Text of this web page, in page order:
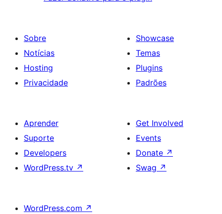
Sobre
Notícias
Hosting
Privacidade
Showcase
Temas
Plugins
Padrões
Aprender
Suporte
Developers
WordPress.tv ↗
Get Involved
Events
Donate ↗
Swag ↗
WordPress.com ↗